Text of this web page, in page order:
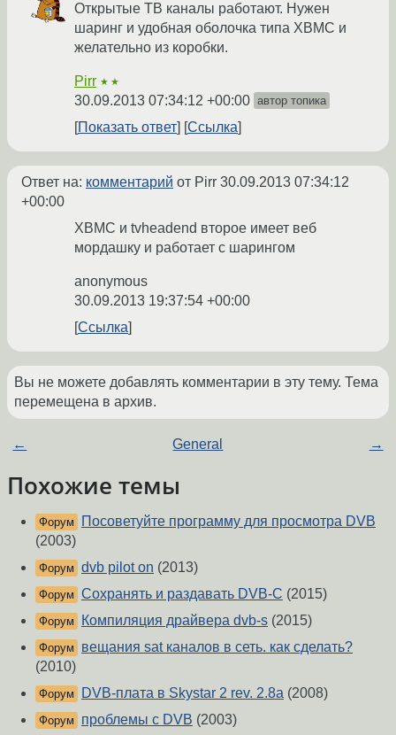
Открытые ТВ каналы работают. Нужен
шаринг и удобная оболочка типа XBMC и
желательно из коробки.
Pirr ★★
30.09.2013 07:34:12 +00:00 автор топика
Показать ответ Ссылка
Ответ на: комментарий от Pirr 30.09.2013 07:34:12
+00:00
XBMC и tvheadend второе имеет веб
мордашку и работает с шарингом
anonymous
30.09.2013 19:37:54 +00:00
Ссылка
Вы не можете добавлять комментарии в эту тему. Тема
перемещена в архив.
← General →
Похожие темы
Форум
Посоветуйте программу для просмотра DVB
(2003)
Форум dvb pilot on (2013)
Форум Сохранять и раздавать DVB-C (2015)
Форум Компиляция драйвера dvb-s (2015)
Форум
вещания sat каналов в сеть. как сделать?
(2010)
Форум DVB-плата в Skystar 2 rev. 2.8a (2008)
Форум проблемы с DVB (2003)